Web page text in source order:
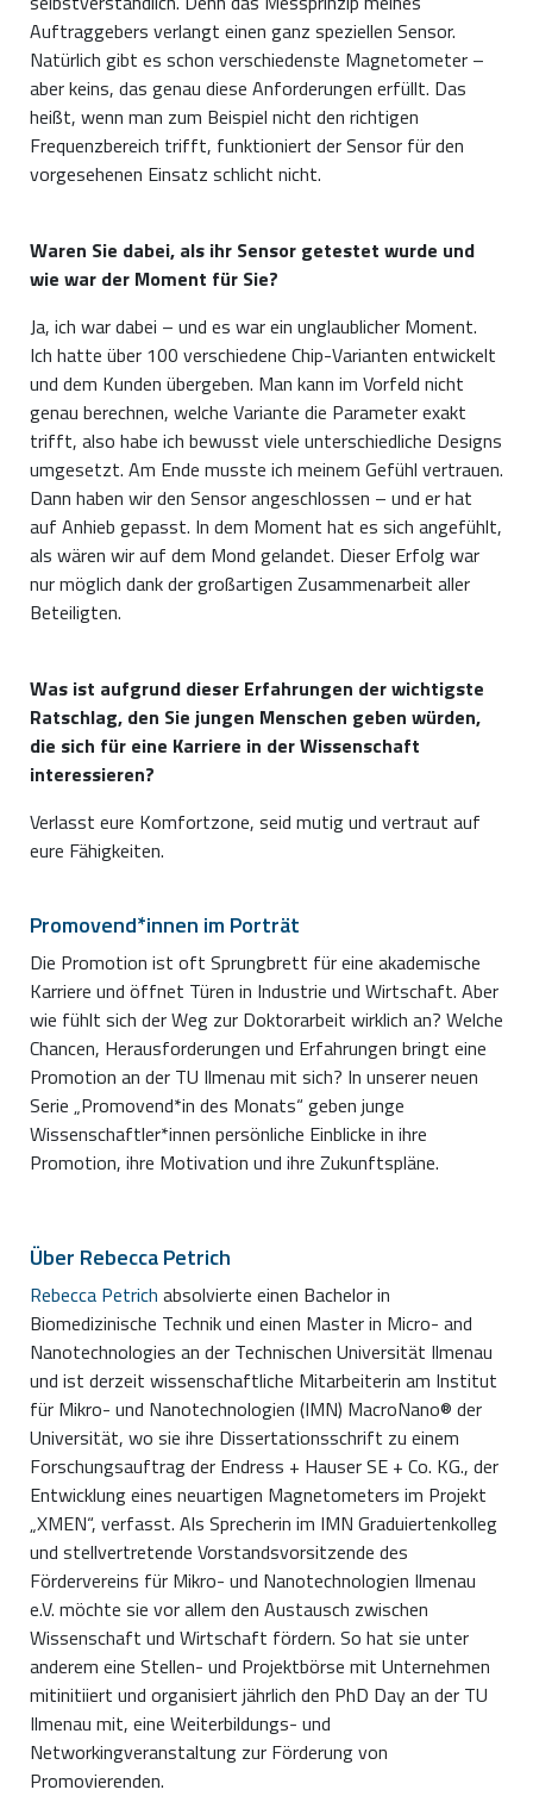
Auftraggebers verlangt einen ganz speziellen Sensor.
Natürlich gibt es schon verschiedenste Magnetometer –
aber keins, das genau diese Anforderungen erfüllt. Das
heißt, wenn man zum Beispiel nicht den richtigen
Frequenzbereich trifft, funktioniert der Sensor für den
vorgesehenen Einsatz schlicht nicht.
Waren Sie dabei, als ihr Sensor getestet wurde und
wie war der Moment für Sie?
Ja, ich war dabei – und es war ein unglaublicher Moment.
Ich hatte über 100 verschiedene Chip-Varianten entwickelt
und dem Kunden übergeben. Man kann im Vorfeld nicht
genau berechnen, welche Variante die Parameter exakt
trifft, also habe ich bewusst viele unterschiedliche Designs
umgesetzt. Am Ende musste ich meinem Gefühl vertrauen.
Dann haben wir den Sensor angeschlossen – und er hat
auf Anhieb gepasst. In dem Moment hat es sich angefühlt,
als wären wir auf dem Mond gelandet. Dieser Erfolg war
nur möglich dank der großartigen Zusammenarbeit aller
Beteiligten.
Was ist aufgrund dieser Erfahrungen der wichtigste
Ratschlag, den Sie jungen Menschen geben würden,
die sich für eine Karriere in der Wissenschaft
interessieren?
Verlasst eure Komfortzone, seid mutig und vertraut auf
eure Fähigkeiten.
Promovend*innen im Porträt
Die Promotion ist oft Sprungbrett für eine akademische
Karriere und öffnet Türen in Industrie und Wirtschaft. Aber
wie fühlt sich der Weg zur Doktorarbeit wirklich an? Welche
Chancen, Herausforderungen und Erfahrungen bringt eine
Promotion an der TU Ilmenau mit sich? In unserer neuen
Serie „Promovend*in des Monats“ geben junge
Wissenschaftler*innen persönliche Einblicke in ihre
Promotion, ihre Motivation und ihre Zukunftspläne.
Über Rebecca Petrich
Rebecca Petrich absolvierte einen Bachelor in
Biomedizinische Technik und einen Master in Micro- and
Nanotechnologies an der Technischen Universität Ilmenau
und ist derzeit wissenschaftliche Mitarbeiterin am Institut
für Mikro- und Nanotechnologien (IMN) MacroNano® der
Universität, wo sie ihre Dissertationsschrift zu einem
Forschungsauftrag der Endress + Hauser SE + Co. KG., der
Entwicklung eines neuartigen Magnetometers im Projekt
„XMEN“, verfasst. Als Sprecherin im IMN Graduiertenkolleg
und stellvertretende Vorstandsvorsitzende des
Fördervereins für Mikro- und Nanotechnologien Ilmenau
e.V. möchte sie vor allem den Austausch zwischen
Wissenschaft und Wirtschaft fördern. So hat sie unter
anderem eine Stellen- und Projektbörse mit Unternehmen
mitinitiiert und organisiert jährlich den PhD Day an der TU
Ilmenau mit, eine Weiterbildungs- und
Networkingveranstaltung zur Förderung von
Promovierenden.